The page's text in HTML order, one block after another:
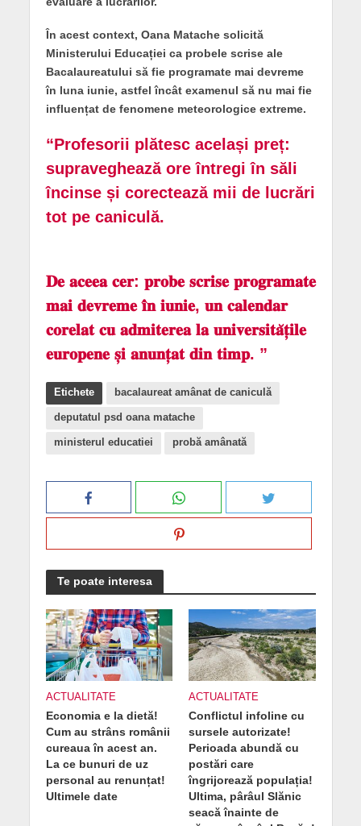
În acest context, Oana Matache solicită
Ministerului Educației ca probele scrise ale
Bacalaureatului să fie programate mai devreme
în luna iunie, astfel încât examenul să nu mai fie
influențat de fenomene meteorologice extreme.
“Profesorii plătesc același preț:
supraveghează ore întregi în săli
încinse și corectează mii de lucrări
tot pe caniculă.
𝐃𝐞 𝐚𝐜𝐞𝐞𝐚 𝐜𝐞𝐫: 𝐩𝐫𝐨𝐛𝐞 𝐬𝐜𝐫𝐢𝐬𝐞 𝐩𝐫𝐨𝐠𝐫𝐚𝐦𝐚𝐭𝐞
𝐦𝐚𝐢 𝐝𝐞𝐯𝐫𝐞𝐦𝐞 𝐢̂𝐧 𝐢𝐮𝐧𝐢𝐞, 𝐮𝐧 𝐜𝐚𝐥𝐞𝐧𝐝𝐚𝐫
𝐜𝐨𝐫𝐞𝐥𝐚𝐭 𝐜𝐮 𝐚𝐝𝐦𝐢𝐭𝐞𝐫𝐞𝐚 𝐥𝐚 𝐮𝐧𝐢𝐯𝐞𝐫𝐬𝐢𝐭𝐚̆𝐭̦𝐢𝐥𝐞
𝐞𝐮𝐫𝐨𝐩𝐞𝐧𝐞 𝐬̦𝐢 𝐚𝐧𝐮𝐧𝐭̦𝐚𝐭 𝐝𝐢𝐧 𝐭𝐢𝐦𝐩. ”
Etichete bacalaureat amânat de caniculă
deputatul psd oana matache
ministerul educatiei probă amânată
Te poate interesa
ACTUALITATE
Economia e la dietă!
Cum au strâns românii
cureaua în acest an.
La ce bunuri de uz
personal au renunțat!
Ultimele date
ACTUALITATE
Conflictul infoline cu
sursele autorizate!
Perioada abundă cu
postări care
îngrijorează populația!
Ultima, pârâul Slănic
seacă înainte de